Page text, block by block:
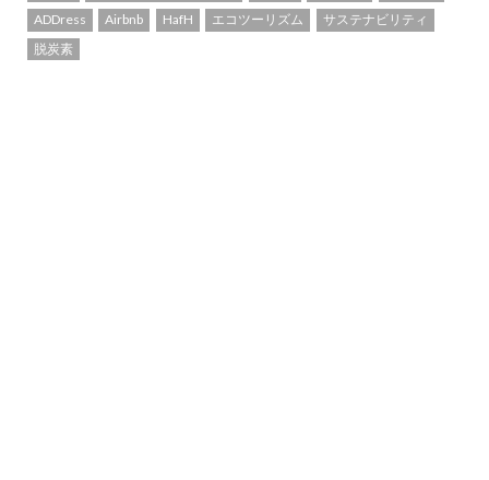
ADDress
Airbnb HafH エコツーリズム
サステナビリティ
脱炭素